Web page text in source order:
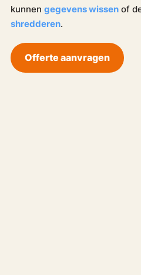
kunnen gegevens wissenof
shredderen.
Offerte aanvragen